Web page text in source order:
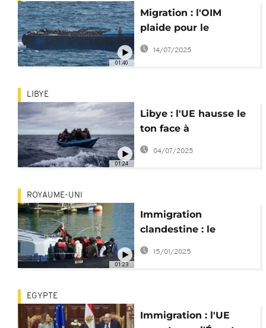
01:40
Migration : l'OIM
plaide pour le
renforcement de l'aide
au développement
14/07/2025
01:24
LIBYE
Libye : l'UE hausse le
ton face à
l'immigration
clandestine
04/07/2025
01:23
ROYAUME-UNI
Immigration
clandestine : le
Royaume-Uni
15/01/2025
EGYPTE
Immigration : l'UE